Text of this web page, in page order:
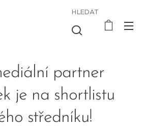
HLEDAT
partner
je na shortlistu
středníku!